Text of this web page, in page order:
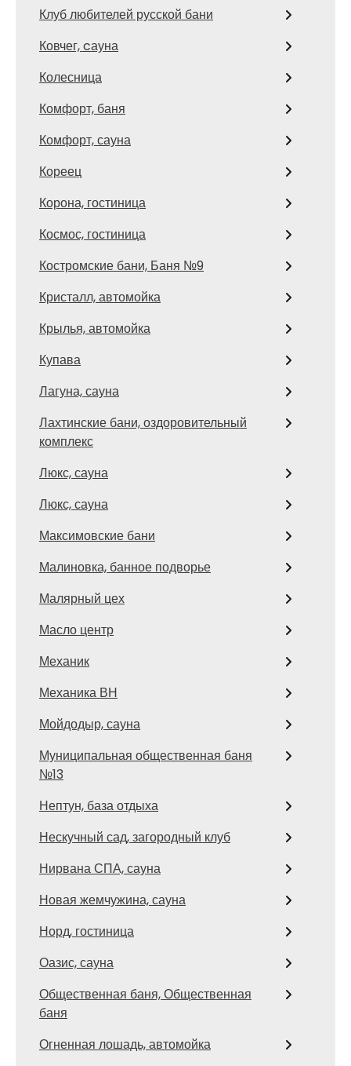
Клуб любителей русской бани
Ковчег, cауна
Колесница
Комфорт, баня
Комфорт, сауна
Кореец
Корона, гостиница
Космос, гостиница
Костромские бани, Баня №9
Кристалл, автомойка
Крылья, автомойка
Купава
Лагуна, сауна
Лахтинские бани, оздоровительный
комплекс
Люкс, сауна
Люкс, сауна
Максимовские бани
Малиновка, банное подворье
Малярный цех
Масло центр
Механик
Механика ВН
Мойдодыр, сауна
Муниципальная общественная баня
№13
Нептун, база отдыха
Нескучный сад, загородный клуб
Нирвана СПА, сауна
Новая жемчужина, сауна
Норд, гостиница
Оазис, сауна
Общественная баня, Общественная
баня
Огненная лошадь, автомойка